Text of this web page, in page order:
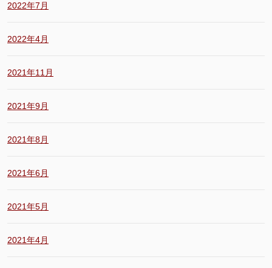
2022年7月
2022年4月
2021年11月
2021年9月
2021年8月
2021年6月
2021年5月
2021年4月